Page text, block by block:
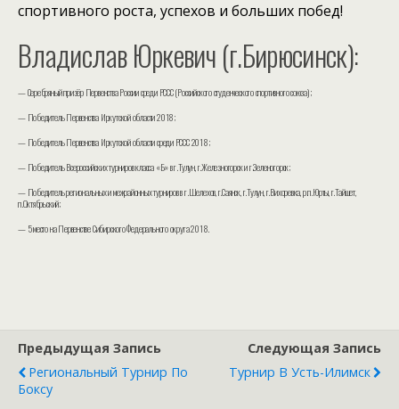
спортивного роста, успехов и больших побед!
Владислав Юркевич (г.Бирюсинск):
— Серебряный призёр Первенства России среди РССС (Российского студенческого спортивного союза);
— Победитель Первенства Иркутской области 2018;
— Победитель Первенства Иркутской области среди РССС 2018;
— Победитель Всероссийских турниров класса «Б» в г.Тулун, г.Железногорск и г.Зеленогорск;
— Победитель региональных и межрайонных турниров в г.Шелехов, г.Саянск, г.Тулун, г.Вихоревка, р.п.Юрты, г.Тайшет,
п.Октябрьский;
— 5 место на Первенстве Сибирского Федерального округа 2018.
Предыдущая Запись
Региональный Турнир По
Боксу
Следующая Запись
Турнир В Усть-Илимск